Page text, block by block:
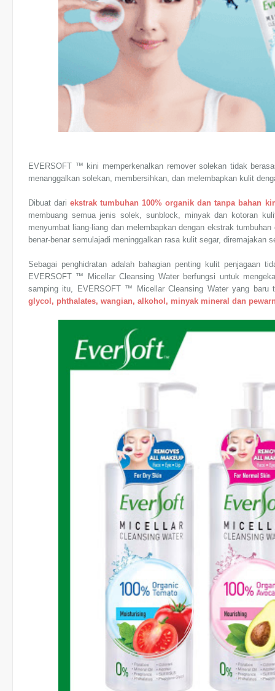
EVERSOFT ™ kini memperkenalkan remover solekan tidak
menanggalkan solekan, membersihkan, dan melembapkan kulit
Dibuat dariekstrak tumbuhan 100% organik dan tanpa bahan
membuang semua jenis solek, sunblock, minyak dan kotoran
menyumbat liang-liang dan melembapkan dengan ekstrak
benar-benar semulajadi meninggalkan rasa kulit segar, diremajakan
Sebagai penghidratan adalah bahagian penting kulit penjagaan
EVERSOFT ™ Micellar Cleansing Water berfungsi untuk
samping itu, EVERSOFT ™ Micellar Cleansing Water yang baru t
glycol, phthalates, wangian, alkohol, minyak mineral dan